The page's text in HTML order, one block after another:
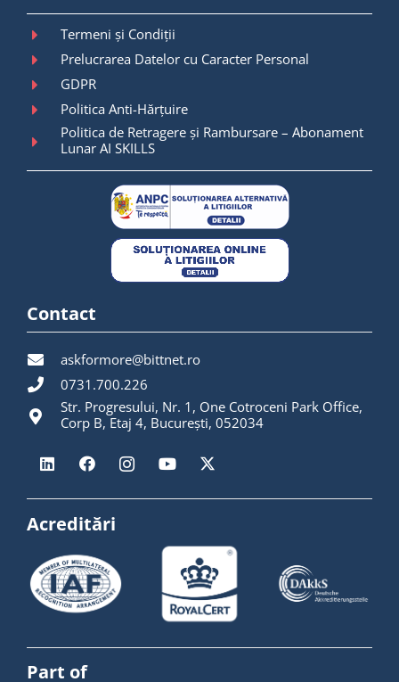
Termeni și Condiții
Prelucrarea Datelor cu Caracter Personal
GDPR
Politica Anti-Hărțuire
Politica de Retragere și Rambursare – Abonament
Lunar AI SKILLS
Contact
askformore@bittnet.ro
0731.700.226
Str. Progresului, Nr. 1, One Cotroceni Park Office,
Corp B, Etaj 4, București, 052034
Acreditări
Part of